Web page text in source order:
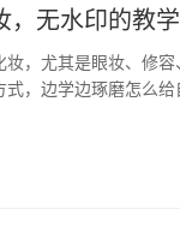
，无水印的教
，尤其是眼妆、修
，边学边琢磨怎么